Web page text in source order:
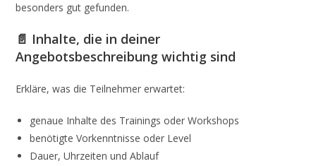
besonders gut gefunden.
📄 Inhalte, die in deiner
Angebotsbeschreibung wichtig sind
Erkläre, was die Teilnehmer erwartet:
genaue Inhalte des Trainings oder Workshops
benötigte Vorkenntnisse oder Level
Dauer, Uhrzeiten und Ablauf